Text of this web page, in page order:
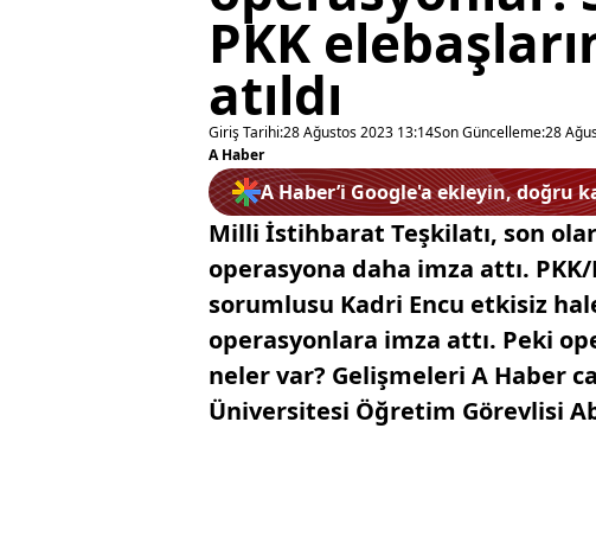
PKK
atıldı
Giriş Tarihi:28 Ağustos 2023 13:14Son Güncelleme:28
A Haber
A Haber’i Google'a ekleyin, doğru
Milli İstihbarat Teşkilatı, son
operasyona daha imza attı.
sorumlusu Kadri Encu etkisiz
operasyonlara imza attı. Peki
neler var? Gelişmeleri A Haber
Üniversitesi Öğretim Görevlisi